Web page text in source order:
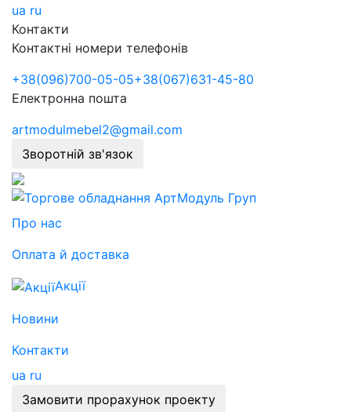
ua ru
Контакти
Контактні номери телефонів
+38(096)700-05-05+38(067)631-45-80
Електронна пошта
artmodulmebel2@gmail.com
Зворотній зв'язок
Про нас
Оплата й доставка
Акції
Новини
Контакти
ua ru
Замовити прорахунок проекту